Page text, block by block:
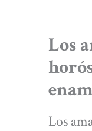
Los
Los